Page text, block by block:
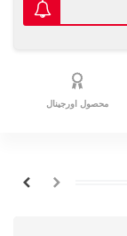
محصول اورجینال